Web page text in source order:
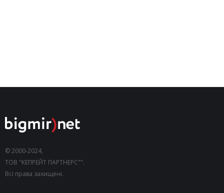
© 2000-2024,
ТОВ "КЕПРЕЙТ ПАРТНЕРС"".
Всі права захищені.